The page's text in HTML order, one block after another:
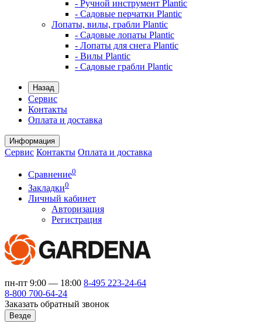
- Ручной инструмент Plantic
- Садовые перчатки Plantic
Лопаты, вилы, грабли Plantic
- Садовые лопаты Plantic
- Лопаты для снега Plantic
- Вилы Plantic
- Садовые грабли Plantic
Назад
Сервис
Контакты
Оплата и доставка
Информация
Сервис Контакты Оплата и доставка
Сравнение0
Закладки0
Личный кабинет
Авторизация
Регистрация
пн-пт 9:00 — 18:00 8-495 223-24-64
8-800 700-64-24
Заказать обратный звонок
Везде